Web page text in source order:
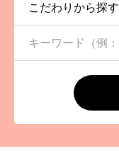
こだわりから探す